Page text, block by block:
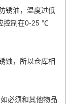
锈油，温度过低
控制在0-25 ℃
蚀，所以仓库相
必须和其他物品